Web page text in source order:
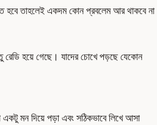
হবে তাহলেই একদম কোন প্রবলেম আর থাকবে না
হয়ে গেছে। যাদের চোখে পড়ছে যেকোন
মন দিয়ে পড়া এবং সঠিকভাবে লিখে আসা